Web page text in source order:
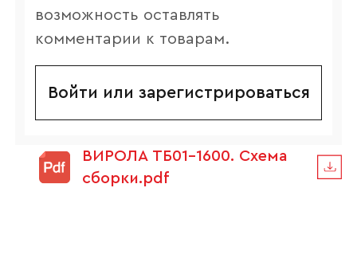
возможность оставлять
комментарии к товарам.
Войти или зарегистрироваться
ВИРОЛА ТБ01-1600. Схема
сборки.pdf